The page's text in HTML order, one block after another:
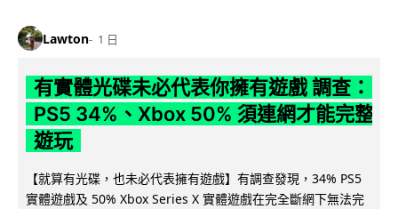
Lawton 1 日
有實體光碟未必代表你擁有遊戲 調查：
PS5 34%、Xbox 50% 須連網才能完整
遊玩
【就算有光碟，也未必代表擁有遊戲】有調查發現，34% PS5
實體遊戲及 50% Xbox Series X 實體遊戲在完全斷網下無法完